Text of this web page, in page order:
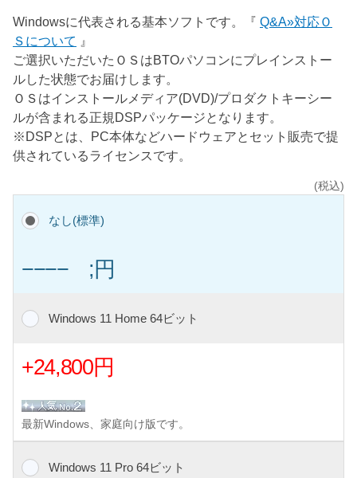
Windowsに代表される基本ソフトです。『 Q&A»対応Ｏ
Ｓについて 』
ご選択いただいたＯＳはBTOパソコンにプレインストー
ルした状態でお届けします。
ＯＳはインストールメディア(DVD)/プロダクトキーシー
ルが含まれる正規DSPパッケージとなります。
※DSPとは、PC本体などハードウェアとセット販売で提
供されているライセンスです。
(税込)
なし(標準)
−−−− ;円
Windows 11 Home 64ビット
+24,800円
最新Windows、家庭向け版です。
Windows 11 Pro 64ビット